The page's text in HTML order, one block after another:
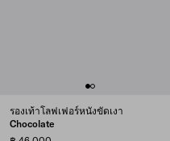
รองเท้าโลฟเฟอร์หนังขัดเงา
Chocolate